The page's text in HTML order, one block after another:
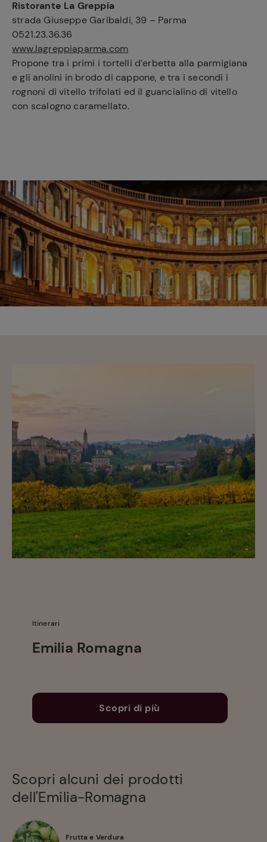
Ristorante La Greppia
strada Giuseppe Garibaldi, 39 – Parma
0521.23.36.36
www.lagreppiaparma.com
Propone tra i primi i tortelli d’erbetta alla parmigiana
e gli anolini in brodo di cappone, e tra i secondi i
rognoni di vitello trifolati ed il guancialino di vitello
con scalogno caramellato.
Itinerari
Emilia Romagna
Scopri di più
Scopri alcuni dei prodotti
dell'Emilia-Romagna
Frutta e Verdura
Ricette